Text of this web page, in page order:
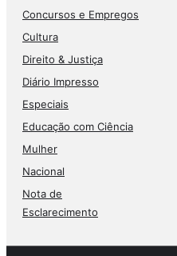
Concursos e Empregos
Cultura
Direito & Justiça
Diário Impresso
Especiais
Educação com Ciência
Mulher
Nacional
Nota de
Esclarecimento